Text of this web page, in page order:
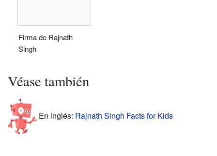
Firma de Rajnath
Singh
Véase también
En inglés: Rajnath Singh Facts for Kids